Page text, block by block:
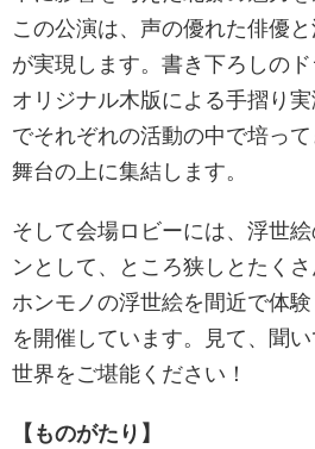
この公演は、声の優れた俳優
が実現します。書き下ろしの
オリジナル木版による手摺り
でそれぞれの活動の中で培っ
舞台の上に集結します。
そして会場ロビーには、浮世
ンとして、ところ狭しとたくさ
ホンモノの浮世絵を間近で体
を開催しています。見て、聞
世界をご堪能ください！
【ものがたり】